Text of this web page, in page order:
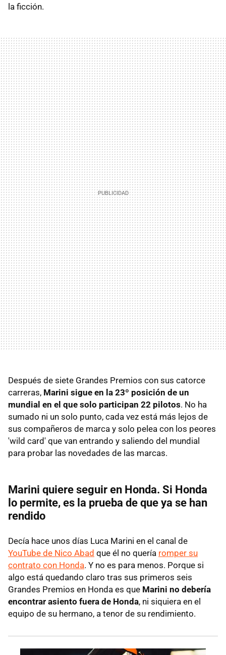
la ficción.
Después de siete Grandes Premios con sus catorce
carreras, Marini sigue en la 23º posición de un
mundial en el que solo participan 22 pilotos. No ha
sumado ni un solo punto, cada vez está más lejos de
sus compañeros de marca y solo pelea con los peores
'wild card' que van entrando y saliendo del mundial
para probar las novedades de las marcas.
Marini quiere seguir en Honda. Si Honda
lo permite, es la prueba de que ya se han
rendido
Decía hace unos días Luca Marini en el canal de
YouTube de Nico Abad que él no quería romper su
contrato con Honda. Y no es para menos. Porque si
algo está quedando claro tras sus primeros seis
Grandes Premios en Honda es que Marini no debería
encontrar asiento fuera de Honda, ni siquiera en el
equipo de su hermano, a tenor de su rendimiento.